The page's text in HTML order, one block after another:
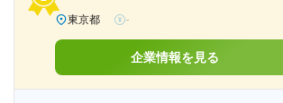
東京都 -
企業情報を見る